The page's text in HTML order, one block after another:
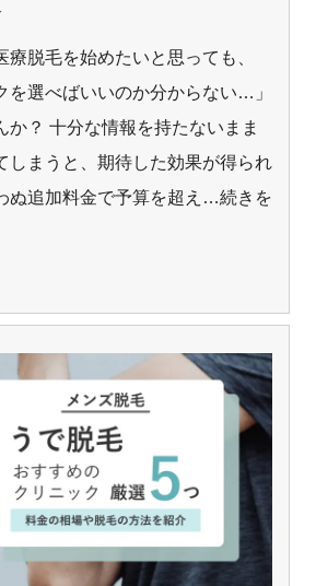
療脱毛を始めたいと思っても、
を選べばいいのか分からない…」
か？ 十分な情報を持たないまま
しまうと、期待した効果が得られ
ぬ追加料金で予算を超え …続きを